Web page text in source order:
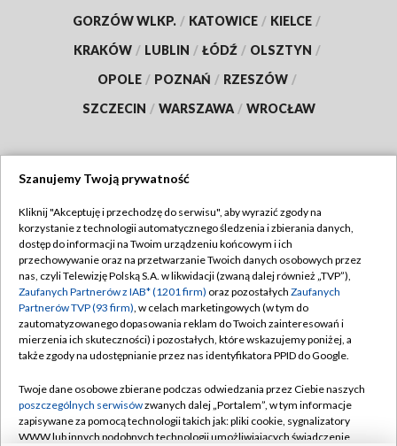
GORZÓW WLKP. / KATOWICE / KIELCE /
KRAKÓW / LUBLIN / ŁÓDŹ / OLSZTYN /
OPOLE / POZNAŃ / RZESZÓW /
SZCZECIN / WARSZAWA / WROCŁAW
TVP
Abonament TVP
Emisja w TVP
Centrum informacji TVP
Naziemna Telewizja Cyfrowa
Rada Programowa
System NOS
Regulamin TVP
Polityka prywatności
Moje zgody
Pomoc
Kontakt
Szanujemy Twoją prywatność
Kliknij "Akceptuję i przechodzę do serwisu", aby wyrazić zgody na
korzystanie z technologii automatycznego śledzenia i zbierania danych,
dostęp do informacji na Twoim urządzeniu końcowym i ich
przechowywanie oraz na przetwarzanie Twoich danych osobowych przez
nas, czyli Telewizję Polską S.A. w likwidacji (zwaną dalej również „TVP”),
Zaufanych Partnerów z IAB* (1201 firm) oraz pozostałych Zaufanych
Partnerów TVP (93 firm), w celach marketingowych (w tym do
zautomatyzowanego dopasowania reklam do Twoich zainteresowań i
mierzenia ich skuteczności) i pozostałych, które wskazujemy poniżej, a
także zgody na udostępnianie przez nas identyfikatora PPID do Google.
Twoje dane osobowe zbierane podczas odwiedzania przez Ciebie naszych
poszczególnych serwisówzwanych dalej „Portalem”, w tym informacje
zapisywane za pomocą technologii takich jak: pliki cookie, sygnalizatory
WWW lub innych podobnych technologii umożliwiających świadczenie